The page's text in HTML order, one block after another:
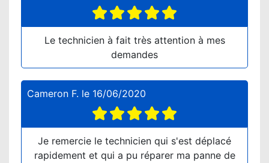
Le technicien à fait très attention à mes
demandes
Cameron F. le 16/06/2020
Je remercie le technicien qui s'est déplacé
rapidement et qui a pu réparer ma panne de